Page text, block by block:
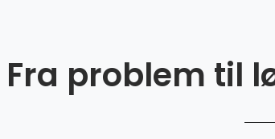
Fra problem til